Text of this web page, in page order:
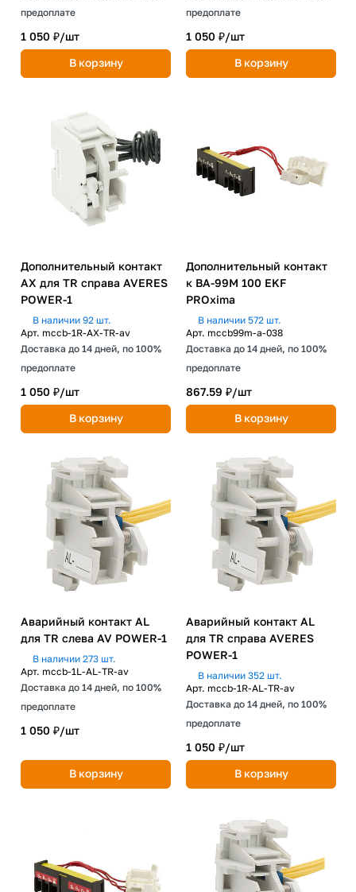
предоплате
1 050 ₽/шт
В корзину
предоплате
1 050 ₽/шт
В корзину
Дополнительный контакт
AX для TR справа AVERES
POWER-1
В наличии 92 шт.
Арт. mccb-1R-AX-TR-av
Доставка до 14 дней, по 100%
предоплате
1 050 ₽/шт
В корзину
Дополнительный контакт
к ВА-99М 100 EKF
PROxima
В наличии 572 шт.
Арт. mccb99m-a-038
Доставка до 14 дней, по 100%
предоплате
867.59 ₽/шт
В корзину
Аварийный контакт AL
для TR слева AV POWER-1
В наличии 273 шт.
Арт. mccb-1L-AL-TR-av
Доставка до 14 дней, по 100%
предоплате
1 050 ₽/шт
В корзину
Аварийный контакт AL
для TR справа AVERES
POWER-1
В наличии 352 шт.
Арт. mccb-1R-AL-TR-av
Доставка до 14 дней, по 100%
предоплате
1 050 ₽/шт
В корзину